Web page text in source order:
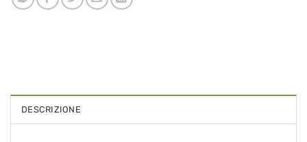
DESCRIZIONE